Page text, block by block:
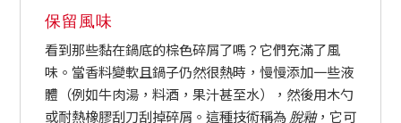
保留風味
看到那些黏在鍋底的棕色碎屑了嗎？它們充滿了風
味。當香料變軟且鍋子仍然很熱時，慢慢添加一些液
體（例如牛肉湯，料酒，果汁甚至水），然後用木勺
或耐熱橡膠刮刀刮掉碎屑。這種技術稱為脫釉，它可